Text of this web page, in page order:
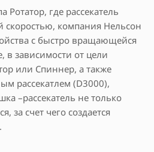
Ротатор, где рассекатель
скоростью, компания Нельсон
с быстро вращающейся
зависимости от цели
или Спиннер, а также
рассекатлем (D3000),
–рассекатель не только
за счет чего создается